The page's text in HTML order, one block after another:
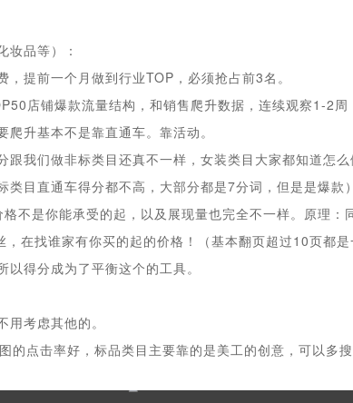
妆品等）：
提前一个月做到行业TOP，必须抢占前3名。
店铺爆款流量结构，和销售爬升数据，连续观察1-2
升基本不是靠直通车。靠活动。
我们做非标类目还真不一样，女装类目大家都知道怎
目直通车得分都不高，大部分都是7分词，但是是爆
不是你能承受的起，以及展现量也完全不一样。原理
在找谁家有你买的起的价格！（基本翻页超过10页都
得分成为了平衡这个的工具。
考虑其他的。
的点击率好，标品类目主要靠的是美工的创意，可以多